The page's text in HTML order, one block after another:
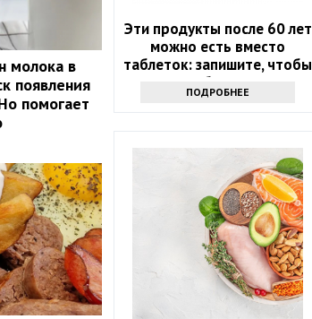
молока в
появления
помогает
Эти продукты после 60 лет
можно есть вместо
таблеток: запишите, чтобы
не болеть
ПОДРОБНЕЕ